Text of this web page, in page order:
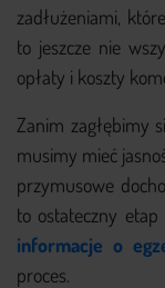
Częste
Poradnik
Kontakt
zadłużeniami,
to jeszcze nie
opłaty i koszty
Zanim zagłębimy
musimy mieć
przymusowe
to ostateczny
informacje o
proces.